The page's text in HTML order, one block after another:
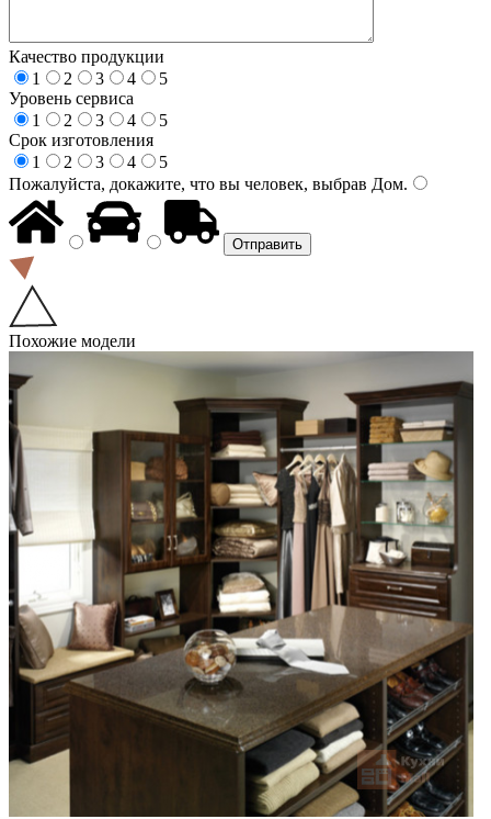
Качество продукции
1
2 3 4
5
Уровень сервиса
1
2 3 4
5
Срок изготовления
1
2 3 4
5
Пожалуйста, докажите, что вы человек, выбрав Дом.
Похожие модели